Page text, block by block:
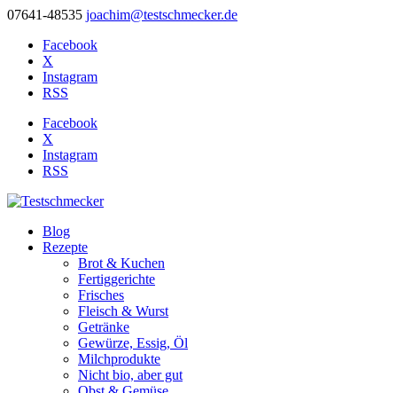
07641-48535 joachim@testschmecker.de
Facebook
X
Instagram
RSS
Facebook
X
Instagram
RSS
Blog
Rezepte
Brot & Kuchen
Fertiggerichte
Frisches
Fleisch & Wurst
Getränke
Gewürze, Essig, Öl
Milchprodukte
Nicht bio, aber gut